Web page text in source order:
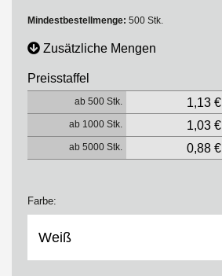
Mindestbestellmenge: 500 Stk.
Zusätzliche Mengen
Preisstaffel
ab 500 Stk. 1,13 €
ab 1000 Stk. 1,03 €
ab 5000 Stk. 0,88 €
Farbe: